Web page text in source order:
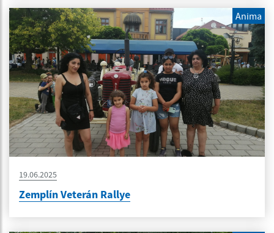
Anima
19.06.2025
Zemplín Veterán Rallye